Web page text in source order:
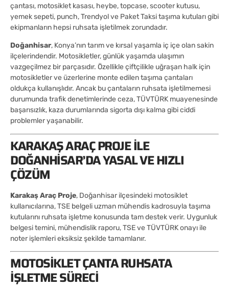
çantası, motosiklet kasası, heybe, topcase, scooter kutusu,
yemek sepeti, punch, Trendyol ve Paket Taksi taşıma kutuları gibi
ekipmanların hepsi ruhsata işletilmek zorundadır.
Doğanhisar, Konya’nın tarım ve kırsal yaşamla iç içe olan sakin
ilçelerindendir. Motosikletler, günlük yaşamda ulaşımın
vazgeçilmez bir parçasıdır. Özellikle çiftçilikle uğraşan halk için
motosikletler ve üzerlerine monte edilen taşıma çantaları
oldukça kullanışlıdır. Ancak bu çantaların ruhsata işletilmemesi
durumunda trafik denetimlerinde ceza, TÜVTÜRK muayenesinde
başarısızlık, kaza durumlarında sigorta dışı kalma gibi ciddi
problemler yaşanabilir.
KARAKAŞ ARAÇ PROJE ILE
DOĞANHISAR’DA YASAL VE HIZLI
ÇÖZÜM
Karakaş Araç Proje, Doğanhisar ilçesindeki motosiklet
kullanıcılarına, TSE belgeli uzman mühendis kadrosuyla taşıma
kutularını ruhsata işletme konusunda tam destek verir. Uygunluk
belgesi temini, mühendislik raporu, TSE ve TÜVTÜRK onayı ile
noter işlemleri eksiksiz şekilde tamamlanır.
MOTOSIKLET ÇANTA RUHSATA
İŞLETME SÜRECI